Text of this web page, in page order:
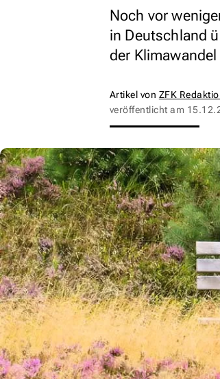
Noch vor
in Deutschland
der
Artikel von ZFK
veröffentlicht am